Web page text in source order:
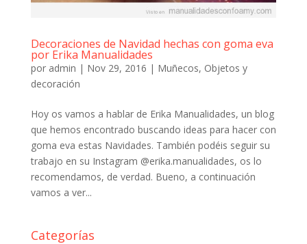
Decoraciones de Navidad hechas con goma eva
por Erika Manualidades
por admin | Nov 29, 2016 | Muñecos, Objetos y
decoración
Hoy os vamos a hablar de Erika Manualidades, un blog
que hemos encontrado buscando ideas para hacer con
goma eva estas Navidades. También podéis seguir su
trabajo en su Instagram @erika.manualidades, os lo
recomendamos, de verdad. Bueno, a continuación
vamos a ver...
Categorías